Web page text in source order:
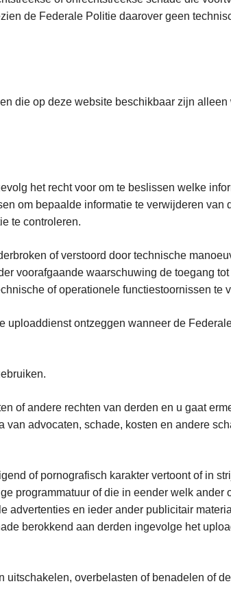
de Federale Politie daarover geen
die op deze website beschikbaar zijn
het recht voor om te beslissen welke
om bepaalde informatie te verwijderen van
te controleren.
of verstoord door technische
voorafgaande waarschuwing de toegang
of operationele functiestoornissen te
ontzeggen wanneer de
of andere rechten van derden en u gaat
advocaten, schade, kosten en andere
of pornografisch karakter vertoont of in
programmatuur of die in eender welk ander
en ieder ander publicitair
berokkend aan derden ingevolge het
overbelasten of benadelen of